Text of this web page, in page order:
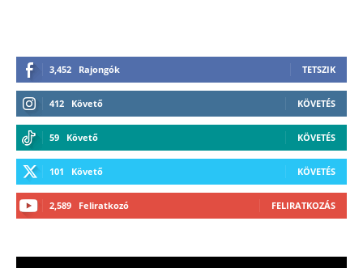
3,452 Rajongók TETSZIK
412 Követő KÖVETÉS
59 Követő KÖVETÉS
101 Követő KÖVETÉS
2,589 Feliratkozó FELIRATKOZÁS